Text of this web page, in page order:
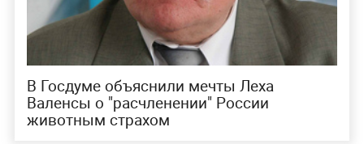
В Госдуме объяснили мечты Леха
Валенсы о "расчленении" России
животным страхом